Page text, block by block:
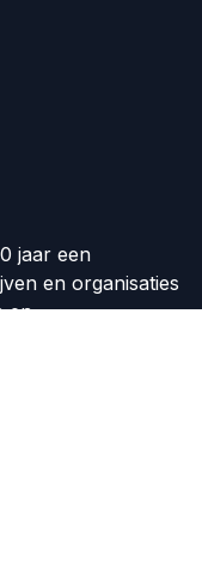
jaar een
en organisaties
en